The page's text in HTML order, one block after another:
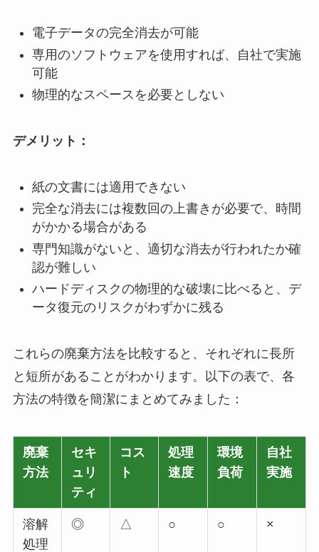
電子データの完全消去が可能
専用のソフトウェアを使用すれば、自社で実施
可能
物理的なスペースを必要としない
デメリット：
紙の文書には適用できない
完全な消去には複数回の上書きが必要で、時間
がかかる場合がある
専門知識がないと、適切な消去が行われたか確
認が難しい
ハードディスクの物理的な破壊に比べると、デ
ータ復元のリスクがわずかに残る
これらの廃棄方法を比較すると、それぞれに長所
と短所があることがわかります。以下の表で、各
方法の特徴を簡潔にまとめてみました：
廃棄
方法
セキ
ュリ
ティ
コス
ト
処理
速度
環境
負荷
自社
実施
溶解
処理
◎ △ ○ ○ ×